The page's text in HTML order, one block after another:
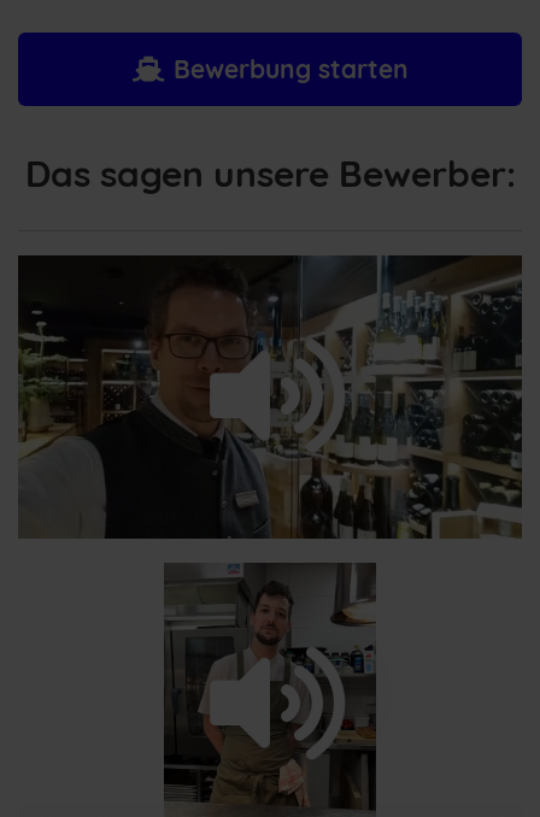
Bewerbung starten
Das sagen unsere Bewerber:
Loaded:
29.26%
Rate